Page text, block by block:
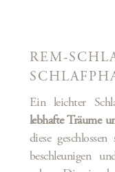
REM-
Ein leichter
lebhafte Träume
diese
beschleunigen